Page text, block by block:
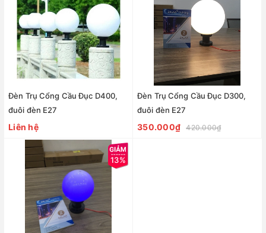
Đèn Trụ Cổng Cầu Đục D400,
đuôi đèn E27
Liên hệ
Đèn Trụ Cổng Cầu Đục D300,
đuôi đèn E27
350.000₫ 420.000₫
13%